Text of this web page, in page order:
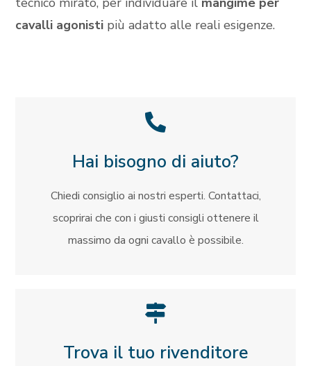
cavalli agonisti più adatto alle reali esigenze.
Hai bisogno di aiuto?
Chiedi consiglio ai nostri esperti. Contattaci,
scoprirai che con i giusti consigli ottenere il
massimo da ogni cavallo è possibile.
Trova il tuo rivenditore